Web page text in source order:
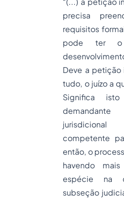
precisa
requisitos
pode ter o
Deve a petição
tudo, o juízo a
Significa
competente
então, o
havendo
espécie na
subseção